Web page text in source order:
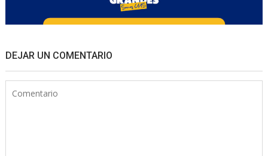
DEJAR UN COMENTARIO